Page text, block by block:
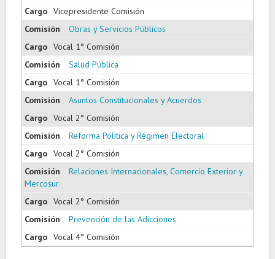
Vicepresidente Comisión
Obras y Servicios Públicos
Vocal 1° Comisión
Salud Pública
Vocal 1° Comisión
Asuntos Constitucionales y Acuerdos
Vocal 2° Comisión
Reforma Política y Régimen Electoral
Vocal 2° Comisión
Relaciones Internacionales, Comercio Exterior y
Mercosur
Vocal 2° Comisión
Prevención de las Adicciones
Vocal 4° Comisión